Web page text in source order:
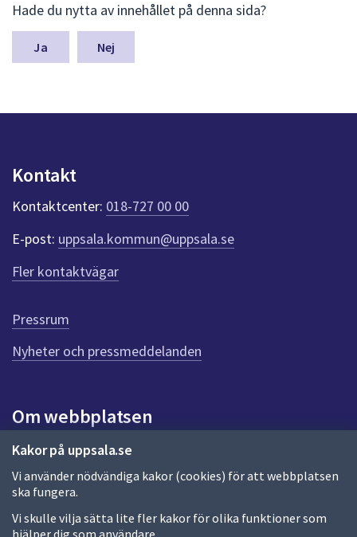
Kakor på uppsala.se
Vi använder nödvändiga kakor (cookies) för att webbplatsen
ska fungera.
Vi skulle vilja sätta lite fler kakor för olika funktioner som
hjälper dig som användare.
ä
m
a
n
k
t
e
r
f
ö
r
e
n
n
a
d
a
Hade du nytta av innehållet på denna sida?
Nej
Kontakt
Kontaktcenter: 018-727 00 00
E-post: uppsala.kommun@uppsala.se
Fler kontaktvägar
Pressrum
Nyheter och pressmeddelanden
Om webbplatsen
Om webbplatsen
Allmänna handlingar och diarium
Behandling av personuppgifter